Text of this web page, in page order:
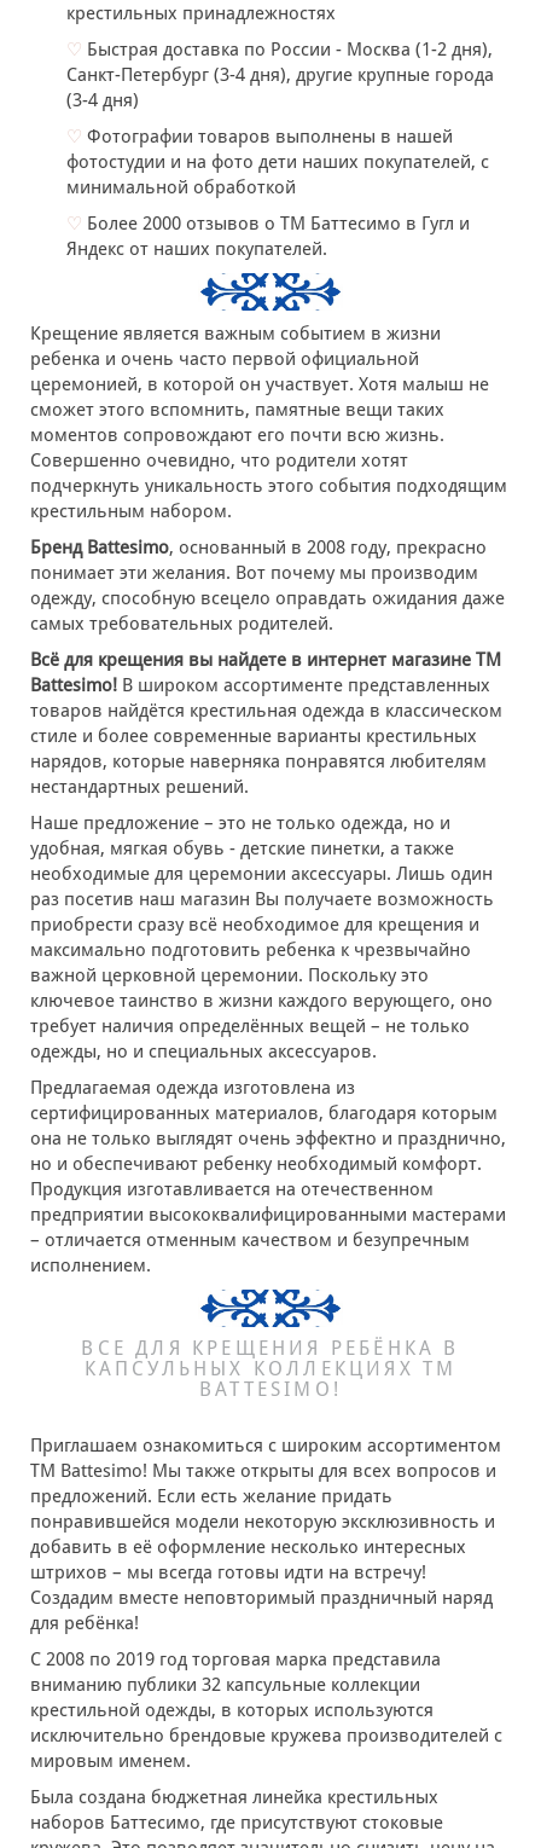
крестильных принадлежностях
♡ Быстрая доставка по России - Москва (1-2 дня),
Санкт-Петербург (3-4 дня), другие крупные города
(3-4 дня)
♡ Фотографии товаров выполнены в нашей
фотостудии и на фото дети наших покупателей, с
минимальной обработкой
♡ Более 2000 отзывов о ТМ Баттесимо в Гугл и
Яндекс от наших покупателей.
Крещение является важным событием в жизни
ребенка и очень часто первой официальной
церемонией, в которой он участвует. Хотя малыш не
сможет этого вспомнить, памятные вещи таких
моментов сопровождают его почти всю жизнь.
Совершенно очевидно, что родители хотят
подчеркнуть уникальность этого события подходящим
крестильным набором.
Бренд Battesimo, основанный в 2008 году, прекрасно
понимает эти желания. Вот почему мы производим
одежду, способную всецело оправдать ожидания даже
самых требовательных родителей.
Всё для крещения вы найдете в интернет магазине ТМ
Battesimo! В широком ассортименте представленных
товаров найдётся крестильная одежда в классическом
стиле и более современные варианты крестильных
нарядов, которые наверняка понравятся любителям
нестандартных решений.
Наше предложение – это не только одежда, но и
удобная, мягкая обувь - детские пинетки, а также
необходимые для церемонии аксессуары. Лишь один
раз посетив наш магазин Вы получаете возможность
приобрести сразу всё необходимое для крещения и
максимально подготовить ребенка к чрезвычайно
важной церковной церемонии. Поскольку это
ключевое таинство в жизни каждого верующего, оно
требует наличия определённых вещей – не только
одежды, но и специальных аксессуаров.
Предлагаемая одежда изготовлена из
сертифицированных материалов, благодаря которым
она не только выглядят очень эффектно и празднично,
но и обеспечивают ребенку необходимый комфорт.
Продукция изготавливается на отечественном
предприятии высококвалифицированными мастерами
– отличается отменным качеством и безупречным
исполнением.
ВСЕ ДЛЯ КРЕЩЕНИЯ РЕБЁНКА В
КАПСУЛЬНЫХ КОЛЛЕКЦИЯХ ТМ
BATTESIMO!
Приглашаем ознакомиться с широким ассортиментом
ТМ Battesimo! Мы также открыты для всех вопросов и
предложений. Если есть желание придать
понравившейся модели некоторую эксклюзивность и
добавить в её оформление несколько интересных
штрихов – мы всегда готовы идти на встречу!
Создадим вместе неповторимый праздничный наряд
для ребёнка!
С 2008 по 2019 год торговая марка представила
вниманию публики 32 капсульные коллекции
крестильной одежды, в которых используются
исключительно брендовые кружева производителей с
мировым именем.
Была создана бюджетная линейка крестильных
наборов Баттесимо, где присутствуют стоковые